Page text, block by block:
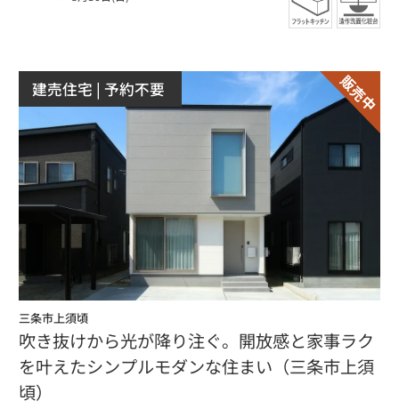
建売住宅 | 予約不要
三条市上須頃
吹き抜けから光が降り注ぐ。開放感と家事ラク
を叶えたシンプルモダンな住まい（三条市上須
頃）